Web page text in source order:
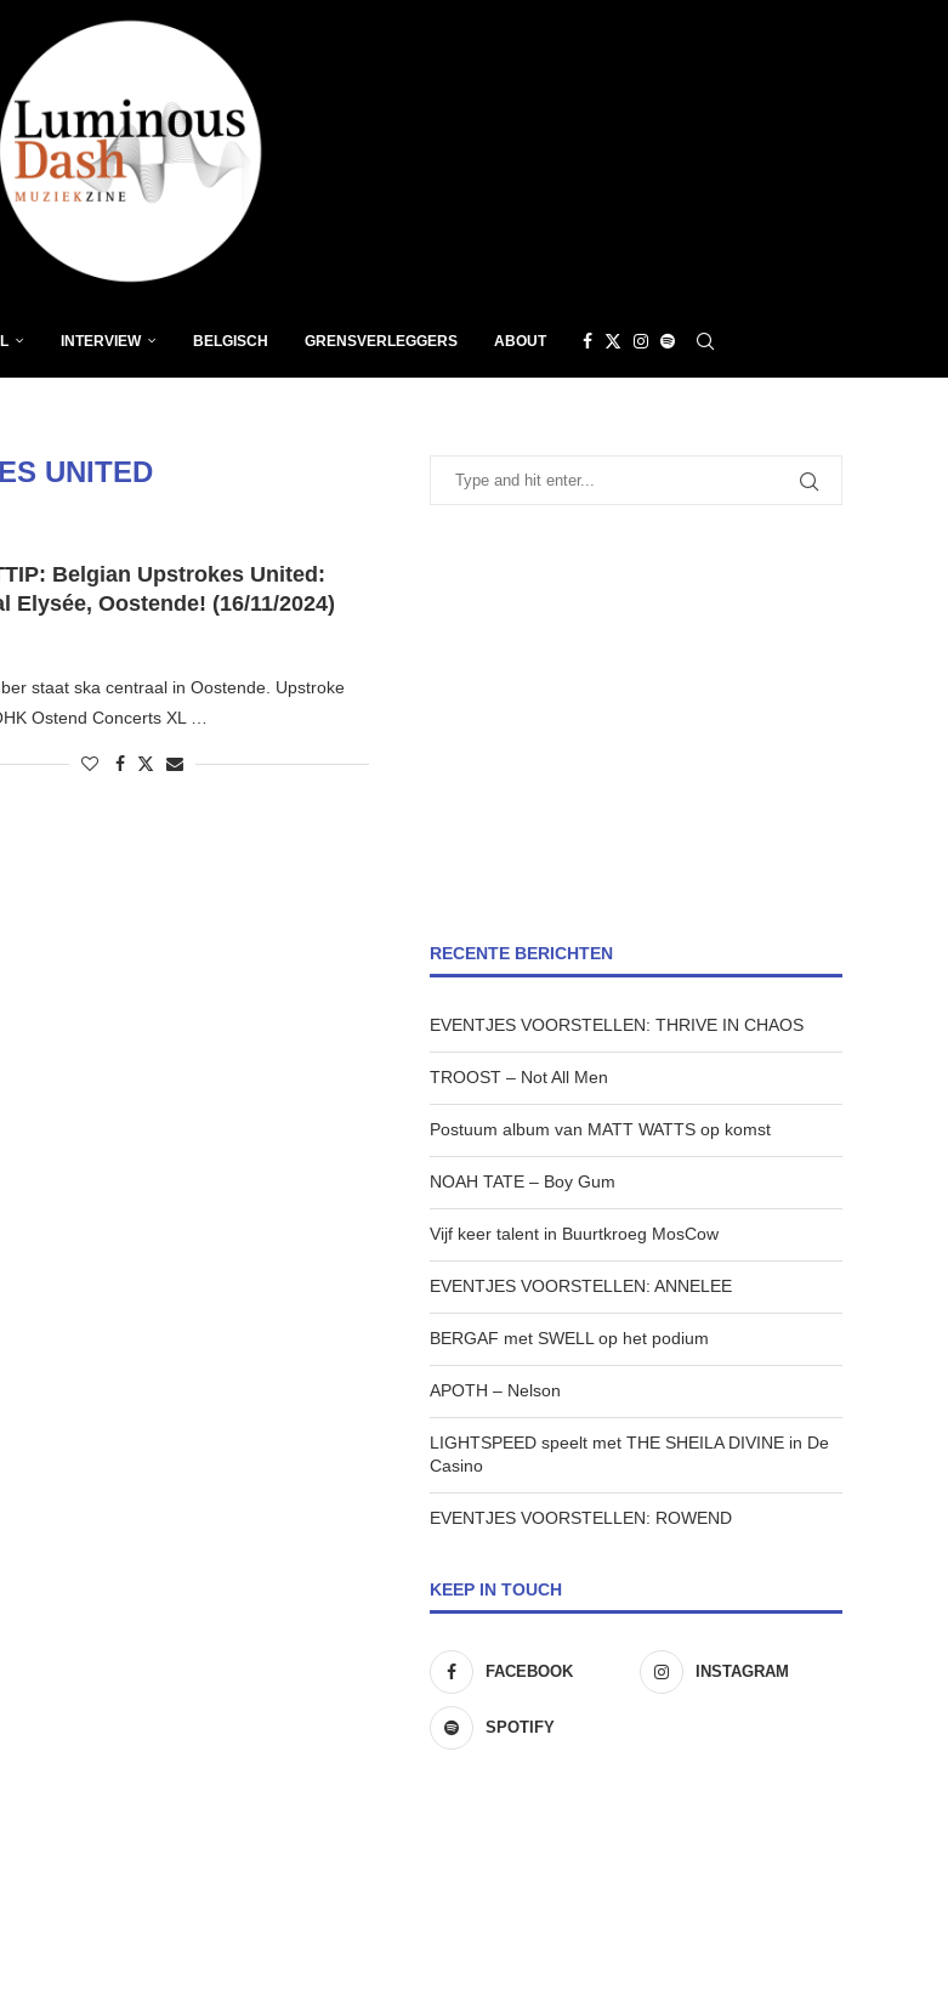
INTERVIEW BELGISCH GRENSVERLEGGERS ABOUT
UNITED
Belgian Upstrokes United:
Elysée, Oostende! (16/11/2024)
staat ska centraal in Oostende. Upstroke
Ostend Concerts XL …
RECENTE BERICHTEN
EVENTJES VOORSTELLEN: THRIVE IN CHAOS
TROOST – Not All Men
Postuum album van MATT WATTS op komst
NOAH TATE – Boy Gum
Vijf keer talent in Buurtkroeg MosCow
EVENTJES VOORSTELLEN: ANNELEE
BERGAF met SWELL op het podium
APOTH – Nelson
LIGHTSPEED speelt met THE SHEILA DIVINE in De
Casino
EVENTJES VOORSTELLEN: ROWEND
KEEP IN TOUCH
FACEBOOK INSTAGRAM
SPOTIFY